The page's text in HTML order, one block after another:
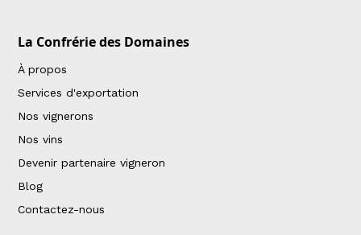
La Confrérie des Domaines
À propos
Services d'exportation
Nos vignerons
Nos vins
Devenir partenaire vigneron
Blog
Contactez-nous